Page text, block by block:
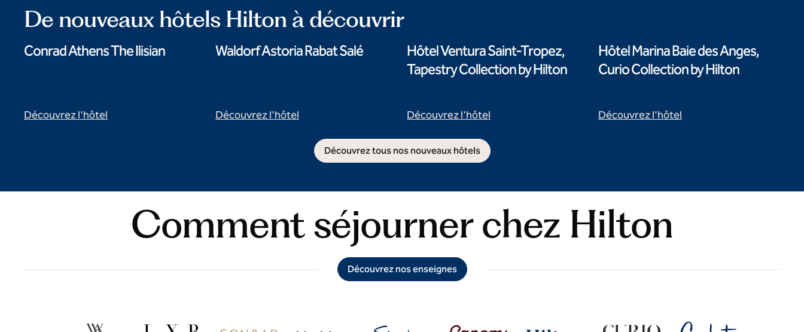
De nouveaux hôtels Hilton à découvrir
Conrad Athens The Ilisian
Découvrez l'hôtel
Waldorf Astoria Rabat Salé
Découvrez l'hôtel
Hôtel Ventura Saint-Tropez,
Tapestry Collection by Hilton
Découvrez l'hôtel
Hôtel Marina Baie des Anges,
Curio Collection by Hilton
Découvrez l'hôtel
Découvrez tous nos nouveaux hôtels
Comment séjourner chez Hilton
Découvrez nos enseignes